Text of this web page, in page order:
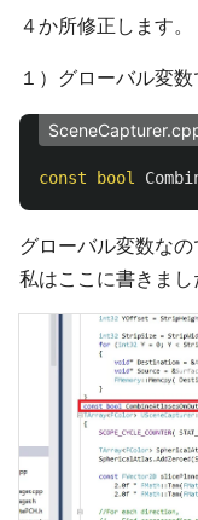
４か所修正します。
１）グローバル変
const bool
グローバル変数な
私はここに書きまし